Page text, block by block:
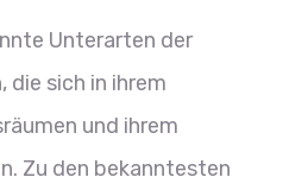
Unterarten der
sich in ihrem
und ihrem
Zu den bekanntesten